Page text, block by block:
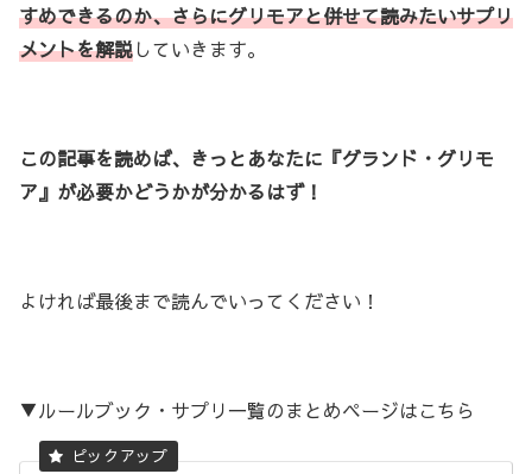
すめできるのか、さらにグリモアと併せて読みたいサプリ
メントを解説していきます。
この記事を読めば、きっとあなたに『グランド・グリモ
ア』が必要かどうかが分かるはず！
よければ最後まで読んでいってください！
▼ルールブック・サプリ一覧のまとめページはこちら